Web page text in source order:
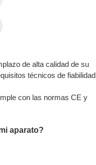
de alta calidad de su
técnicos de fiabilidad
con las normas CE y
aparato?